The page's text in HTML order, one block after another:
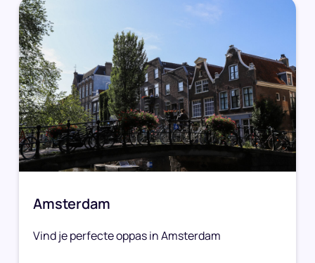
Amsterdam
Vind je perfecte oppas in Amsterdam